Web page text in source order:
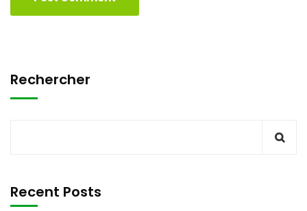
Rechercher
Recent Posts